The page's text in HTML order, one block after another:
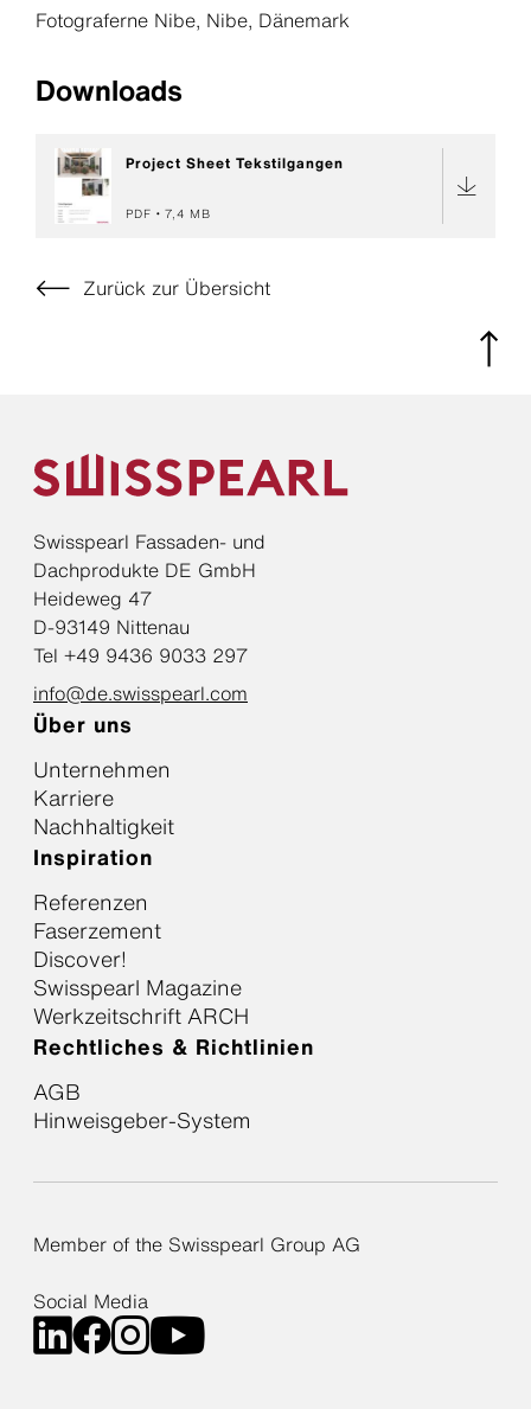
Fotograferne Nibe, Nibe, Dänemark
Downloads
Project Sheet Tekstilgangen
PDF 7,4 MB
Zurück zur Übersicht
Swisspearl Fassaden- und
Dachprodukte DE GmbH
Heideweg 47
D-93149 Nittenau
Tel +49 9436 9033 297
info@de.swisspearl.com
Über uns
Unternehmen
Karriere
Nachhaltigkeit
Inspiration
Referenzen
Faserzement
Discover!
Swisspearl Magazine
Werkzeitschrift ARCH
Rechtliches & Richtlinien
AGB
Hinweisgeber-System
Member of the Swisspearl Group AG
Social Media